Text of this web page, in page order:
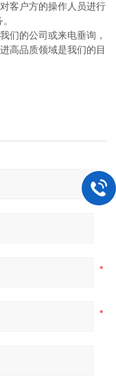
客户方的操作人员进行
们的公司或来电垂询，
高品质领域是我们的目